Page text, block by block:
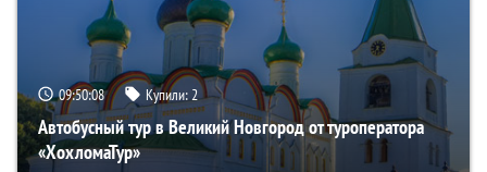
09:50:07 Купили:2
Автобусный тур в Великий Новгород от туроператора
«ХохломаТур»